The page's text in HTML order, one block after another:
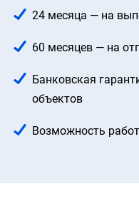
24 месяца — на
60 месяцев — на
Банковская
объектов
Возможность